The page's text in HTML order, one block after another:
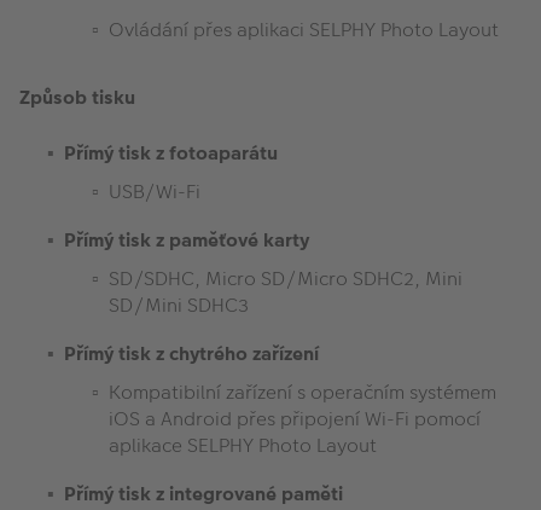
Ovládání přes aplikaci SELPHY Photo Layout
Způsob tisku
Přímý tisk z fotoaparátu
USB/Wi-Fi
Přímý tisk z paměťové karty
SD/SDHC, Micro SD/Micro SDHC2, Mini
SD/Mini SDHC3
Přímý tisk z chytrého zařízení
Kompatibilní zařízení s operačním systémem
iOS a Android přes připojení Wi-Fi pomocí
aplikace SELPHY Photo Layout
Přímý tisk z integrované paměti